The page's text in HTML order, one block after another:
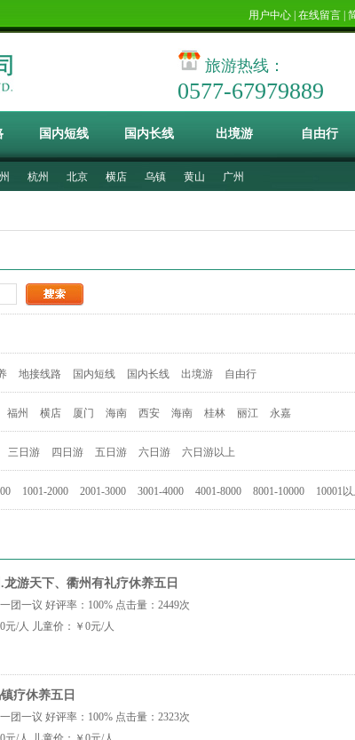
用户中心 在线留言
旅游热线：
0577-67979889
国内短线 国内长线 出境游 自由行
杭州 北京 横店 乌镇 黄山 广州
地接线路 国内短线 国内长线 出境游 自由行
福州 横店 厦门 海南 西安 海南 桂林 丽江 永嘉
三日游 四日游 五日游 六日游 六日游以上
1001-2000 2001-3000 3001-4000 4001-8000 8001-10000 10001
龙游天下、衢州有礼疗休养五日
团一议 好评率：100% 点击量：2449次
元/人 儿童价：￥0元/人
疗休养五日
团一议 好评率：100% 点击量：2323次